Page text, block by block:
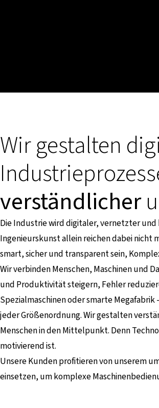
Wir gestalten
verständlicher
Die Industrie wird digitaler, vernetzter
Ingenieurskunst allein reichen dabei nicht
smart, sicher und transparent sein,
Wir verbinden Menschen, Maschinen und
und Produktivität steigern, Fehler
Spezialmaschinen oder smarte
jeder Größenordnung. Wir gestalten
Menschen in den Mittelpunkt. Denn
motivierend ist.
Unsere Kunden profitieren von unserem
einsetzen, um komplexe